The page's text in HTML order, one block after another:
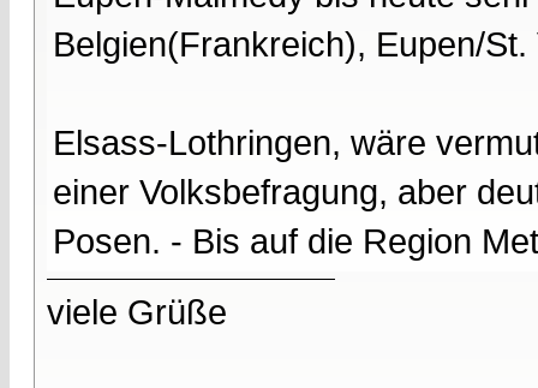
Belgien(Frankreich), Eupen/
Elsass-Lothringen, wäre
einer Volksbefragung, aber
Posen. - Bis auf die Region
viele Grüße